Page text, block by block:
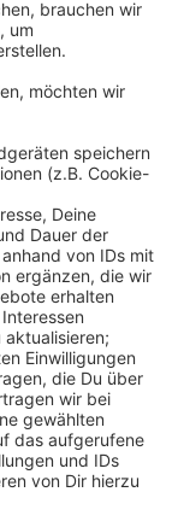
mit
arbeiten.
auf der
Europa.
mobile
in 65 Metern
Das
es hat
feiert die
fahren
gut 300
eigenen